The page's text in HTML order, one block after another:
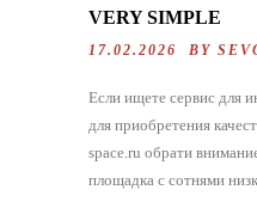
VERY SIMPLE
17.02.2026 BY
Если ищете сервис для
для приобретения
space.ru обрати
площадка с сотнями